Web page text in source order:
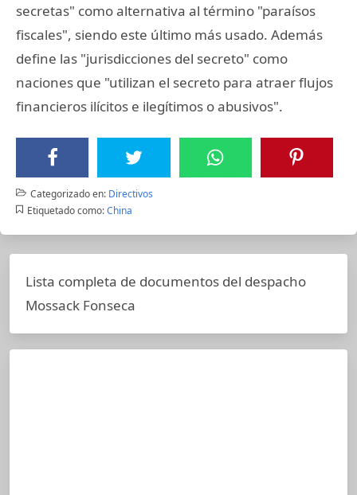
secretas" como alternativa al término "paraísos
fiscales", siendo este último más usado. Además
define las "jurisdicciones del secreto" como
naciones que "utilizan el secreto para atraer flujos
financieros ilícitos e ilegítimos o abusivos".
Categorizado en: Directivos
Etiquetado como: China
Lista completa de documentos del despacho
Mossack Fonseca